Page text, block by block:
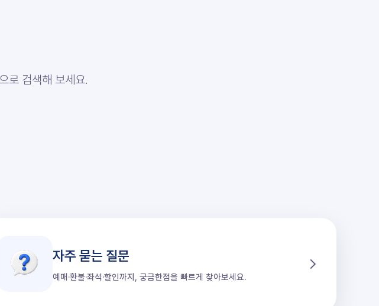
로 검색해 보세요.
자주 묻는 질문
예매·환불·좌석·할인까지, 궁금한점을 빠르게 찾아보세요.